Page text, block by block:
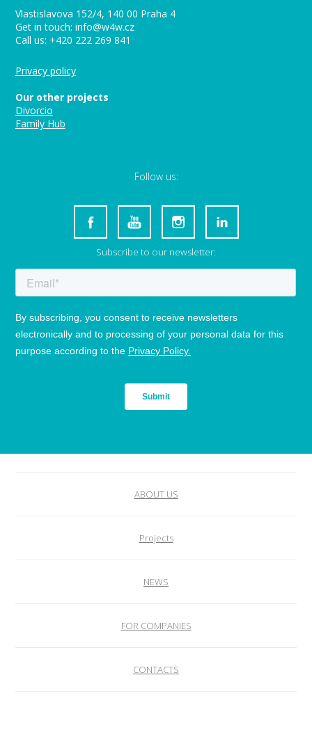
Vlastislavova 152/4, 140 00 Praha 4
Get in touch: info@w4w.cz
Call us: +420 222 269 841
Privacy policy
Our other projects
Divorcio
Family Hub
Follow us:
Subscribe to our newsletter:
ABOUT US
Projects
NEWS
FOR COMPANIES
CONTACTS